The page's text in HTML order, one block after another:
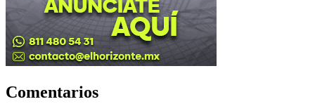
Comentarios